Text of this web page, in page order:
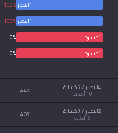
1انتصار 0
100%
1انتصار 0
100%
1خسارة 0%
1خسارة 0%
4انتصار / 5خسارة
10ألعاب 44%
2انتصار / 3خسارة
6ألعاب 40%